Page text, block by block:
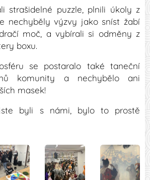
strašidelné puzzle, plnili úkoly z
nechyběly výzvy jako sníst žabí
moč, a vybírali si odměny z
boxu.
se postaralo také taneční
komunity a nechybělo ani
masek!
byli s námi, bylo to prostě